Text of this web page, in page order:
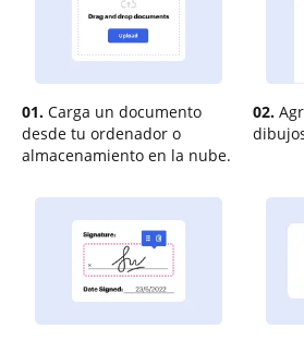
01. Carga un documento
desde tu ordenador o
almacenamiento en la nube.
02.